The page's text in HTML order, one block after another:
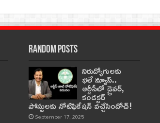
Random Posts
నిరుద్యోగులకు
భలే న్యూస్..
ఆర్టీసీలో డ్రైవర్,
కండక్టర్‌
పోస్టులకు నోటిఫికేషన్‌ వచ్చేసిందోచ్‌!
September 17, 2025